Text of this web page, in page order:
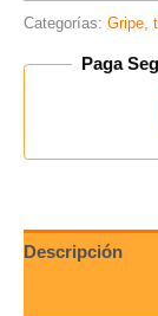
Categorías: Gripe,
Paga
Descripción